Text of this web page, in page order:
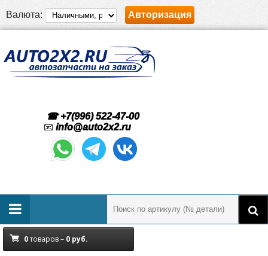
Валюта: Авторизация
☎ +7(996) 522-47-00
📧 info@auto2x2.ru
0товаров – 0 руб.